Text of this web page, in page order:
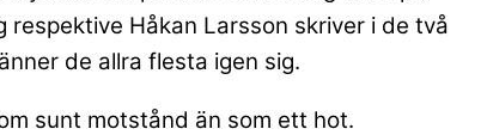
Håkan Larsson skriver i de två
de allra flesta igen sig.
sunt motstånd än som ett hot.